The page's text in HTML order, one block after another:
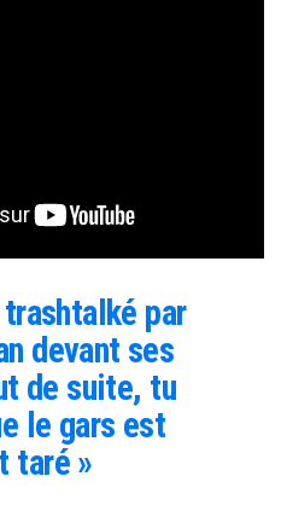
par
devant ses
de suite, tu
le gars est
taré »